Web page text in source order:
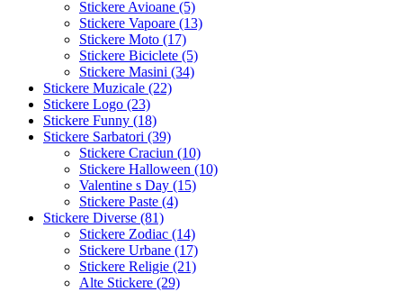
Stickere Avioane (5)
Stickere Vapoare (13)
Stickere Moto (17)
Stickere Biciclete (5)
Stickere Masini (34)
Stickere Muzicale (22)
Stickere Logo (23)
Stickere Funny (18)
Stickere Sarbatori (39)
Stickere Craciun (10)
Stickere Halloween (10)
Valentine s Day (15)
Stickere Paste (4)
Stickere Diverse (81)
Stickere Zodiac (14)
Stickere Urbane (17)
Stickere Religie (21)
Alte Stickere (29)